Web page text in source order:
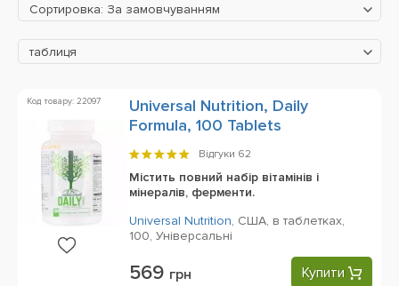
Сортировка: За замовчуванням
таблиця
Код товару: 22097
Universal Nutrition, Daily
Formula, 100 Tablets
Відгуки 62
Містить повний набір вітамінів і
мінералів, ферменти.
Universal Nutrition, США, в таблетках,
100, Універсальні
569 грн Купити